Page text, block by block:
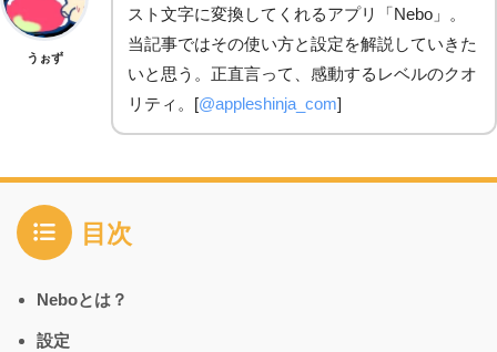
うぉず
スト文字に変換してくれるアプリ「Nebo」。
当記事ではその使い方と設定を解説していきた
いと思う。正直言って、感動するレベルのクオ
リティ。[@appleshinja_com]
目次
Neboとは？
設定